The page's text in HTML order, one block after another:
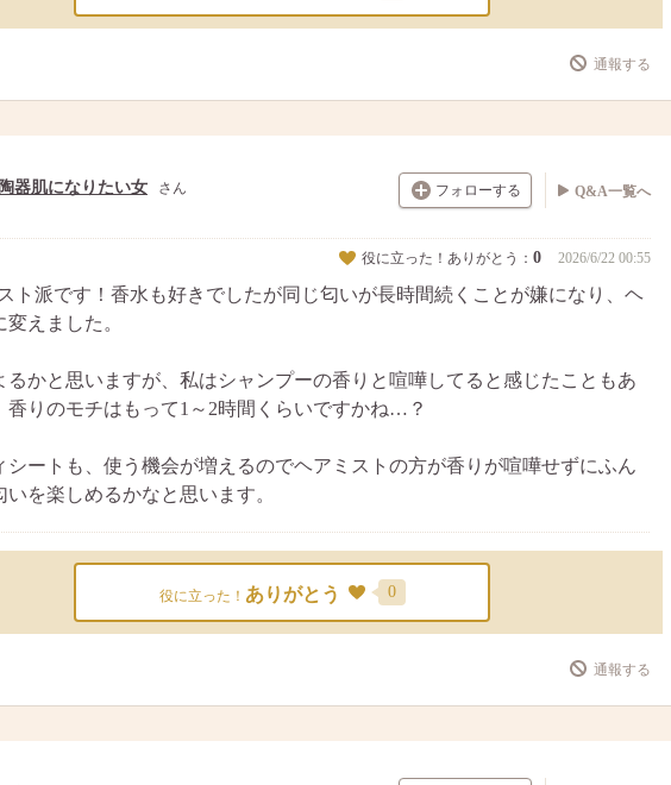
通報する
フォローする
陶器肌になりたい女 さん Q&A一覧へ
役に立った！ありがとう： 0 2026/6/22 00:55
ト派です！香水も好きでしたが同じ匂いが長時間続くことが嫌になり、ヘ
えました。
るかと思いますが、私はシャンプーの香りと喧嘩してると感じたこともあ
香りのモチはもって1～2時間くらいですかね…？
シートも、使う機会が増えるのでヘアミストの方が香りが喧嘩せずにふん
いを楽しめるかなと思います。
役に立った！ ありがとう 0
通報する